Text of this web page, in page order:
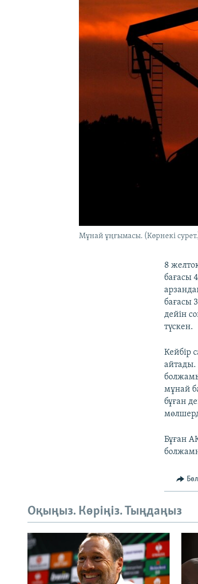
Мұнай ұңғымасы. (Көрнекі
8
бағасы
бағасы
дейін
түскен.
Кейбір
айтады.
мұнай
бұған
Бұған
Оқыңыз. Көріңіз. Тыңдаңыз